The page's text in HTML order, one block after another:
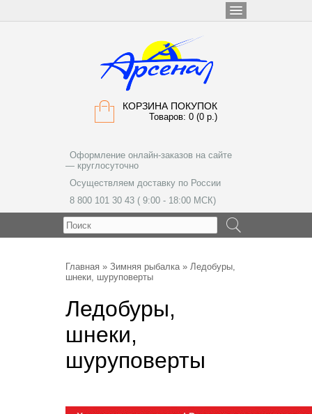
КОРЗИНА ПОКУПОК
Товаров: 0 (0 р.)
Оформление онлайн-заказов на сайте
— круглосуточно
Осуществляем доставку по России
8 800 101 30 43 ( 9:00 - 18:00 МСК)
Главная » Зимняя рыбалка» Ледобуры,
шнеки, шуруповерты
Ледобуры,
шнеки,
шуруповерты